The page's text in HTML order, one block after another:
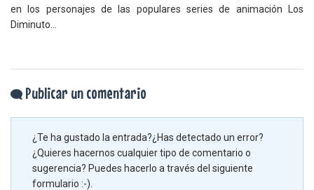
en los personajes de las populares series de animación Los
Diminuto...
Publicar un comentario
¿Te ha gustado la entrada?¿Has detectado un error?
¿Quieres hacernos cualquier tipo de comentario o
sugerencia? Puedes hacerlo a través del siguiente
formulario :-).